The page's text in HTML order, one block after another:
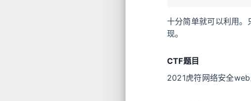
十分简单就可以利用。
现。
CTF题目
2021虎符网络安全